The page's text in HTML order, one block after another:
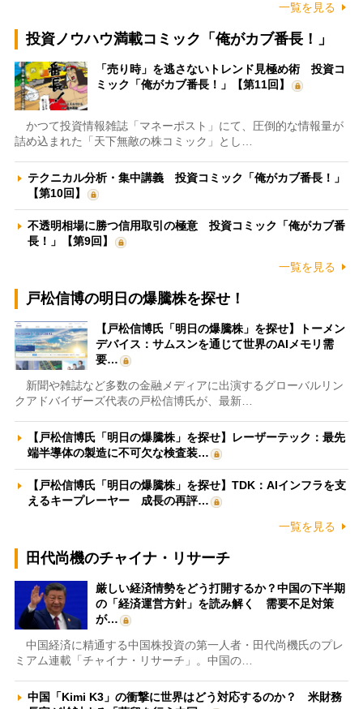
一覧を見る
投資ノウハウ満載コミック「俺がカブ番長！」
「売り時」を逃さないトレンド見極め術 投資コ
ミック「俺がカブ番長！」【第11回】
かつて投資情報雑誌「マネーポスト」にて、圧倒的な情報量が
詰め込まれた「天下無敵の株コミック」とし…
テクニカル分析・集中講義 投資コミック「俺がカブ番長！」
【第10回】
不透明相場に勝つ信用取引の極意 投資コミック「俺がカブ番
長！」【第9回】
一覧を見る
戸松信博の明日の爆騰株を探せ！
【戸松信博氏「明日の爆騰株」を探せ】トーメン
デバイス：サムスンを通じて世界のAIメモリ需
要…
新聞や雑誌など多数の金融メディアに出演するグローバルリン
クアドバイザーズ代表の戸松信博氏が、最新…
【戸松信博氏「明日の爆騰株」を探せ】レーザーテック：最先
端半導体の製造に不可欠な検査装…
【戸松信博氏「明日の爆騰株」を探せ】TDK：AIインフラを支
えるキープレーヤー 成長の再評…
一覧を見る
田代尚機のチャイナ・リサーチ
厳しい経済情勢をどう打開するか？中国の下半期
の「経済運営方針」を読み解く 需要不足対策
が…
中国経済に精通する中国株投資の第一人者・田代尚機氏のプレ
ミアム連載「チャイナ・リサーチ」。中国の…
中国「Kimi K3」の衝撃に世界はどう対応するのか？ 米財務